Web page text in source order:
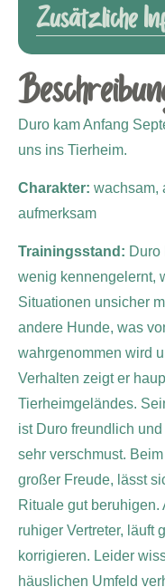
Zusätzliche
Duro kam Anfang
uns ins Tierheim.
Charakter: wachsam,
aufmerksam
Trainingsstand: Duro
wenig kennengelernt,
Situationen unsicher
andere Hunde, was
wahrgenommen wird
Verhalten zeigt er
Tierheimgeländes.
ist Duro freundlich
sehr verschmust.
großer Freude, lässt
Rituale gut
ruhiger Vertreter, läuft
korrigieren. Leider
häuslichen Umfeld